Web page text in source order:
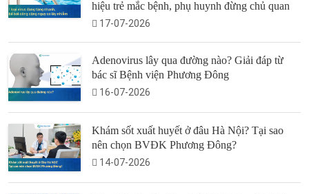
hiệu trẻ mắc bệnh, phụ huynh đừng chủ quan
17-07-2026
Adenovirus lây qua đường nào? Giải đáp từ
bác sĩ Bệnh viện Phương Đông
16-07-2026
Khám sốt xuất huyết ở đâu Hà Nội? Tại sao
nên chọn BVĐK Phương Đông?
14-07-2026